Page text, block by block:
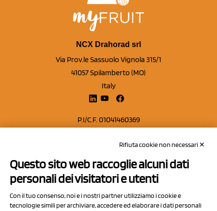
NCX Drahorad srl
Via Prov.le Sassuolo Vignola 315/1
41057 Spilamberto (MO)
Italy
P.I/C.F. 01041460369
Capitale sociale Euro 50.000,00 i.v.
Contatti
Privacy Policy
Rifiuta cookie non necessari ✕
Questo sito web raccoglie alcuni dati
personali dei visitatori e utenti
Con il tuo consenso, noi e i nostri partner utilizziamo i cookie e
tecnologie simili per archiviare, accedere ed elaborare i dati personali